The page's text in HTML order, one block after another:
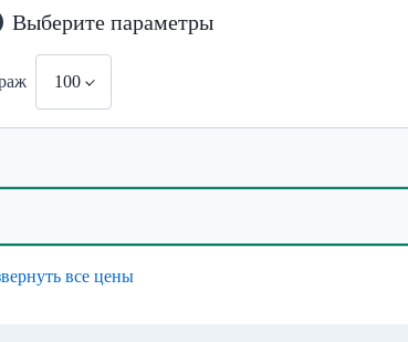
Выберите параметры
100
все цены